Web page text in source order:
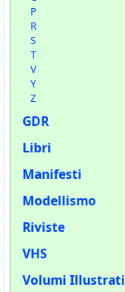
P
R
S
T
V
Y
Z
GDR
Libri
Manifesti
Modellismo
Riviste
VHS
Volumi Illustrati